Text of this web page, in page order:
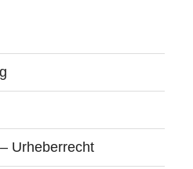
Urheberrecht